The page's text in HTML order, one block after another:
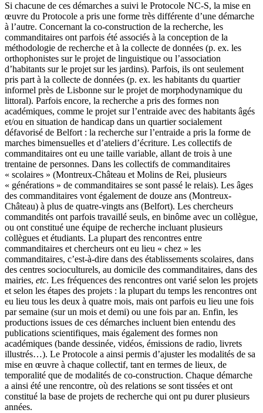
Si chacune de ces démarches a suivi le Protocole NC-S, la mise en
œuvre du Protocole a pris une forme très différente d’une démarche
à l’autre. Concernant la co-construction de la recherche, les
commanditaires ont parfois été associés à la conception de la
méthodologie de recherche et à la collecte de données (p. ex. les
orthophonistes sur le projet de linguistique ou l’association
d’habitants sur le projet sur les jardins). Parfois, ils ont seulement
pris part à la collecte de données (p. ex. les habitants du quartier
informel près de Lisbonne sur le projet de morphodynamique du
littoral). Parfois encore, la recherche a pris des formes non
académiques, comme le projet sur l’entraide avec des habitants âgés
et/ou en situation de handicap dans un quartier socialement
défavorisé de Belfort : la recherche sur l’entraide a pris la forme de
marches bimensuelles et d’ateliers d’écriture. Les collectifs de
commanditaires ont eu une taille variable, allant de trois à une
trentaine de personnes. Dans les collectifs de commanditaires
« scolaires » (Montreux-Château et Molins de Rei, plusieurs
« générations » de commanditaires se sont passé le relais). Les âges
des commanditaires vont également de douze ans (Montreux-
Château) à plus de quatre-vingts ans (Belfort). Les chercheurs
commandités ont parfois travaillé seuls, en binôme avec un collègue,
ou ont constitué une équipe de recherche incluant plusieurs
collègues et étudiants. La plupart des rencontres entre
commanditaires et chercheurs ont eu lieu « chez » les
commanditaires, c’est-à-dire dans des établissements scolaires, dans
des centres socioculturels, au domicile des commanditaires, dans des
mairies, etc. Les fréquences des rencontres ont varié selon les projets
et selon les étapes des projets : la plupart du temps les rencontres ont
eu lieu tous les deux à quatre mois, mais ont parfois eu lieu une fois
par semaine (sur un mois et demi) ou une fois par an. Enfin, les
productions issues de ces démarches incluent bien entendu des
publications scientifiques, mais également des formes non
académiques (bande dessinée, vidéos, émissions de radio, livrets
illustrés…). Le Protocole a ainsi permis d’ajuster les modalités de sa
mise en œuvre à chaque collectif, tant en termes de lieux, de
temporalité que de modalités de co-construction. Chaque démarche
a ainsi été une rencontre, où des relations se sont tissées et ont
constitué la base de projets de recherche qui ont pu durer plusieurs
années.